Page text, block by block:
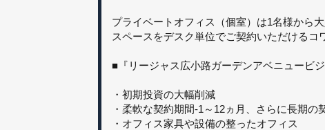
プライベートオフィス（個室）は1名様から
スペースをデスク単位でご契約いただけるコ
■『リージャス広小路ガーデンアベニュービ
・初期投資の大幅削減
・柔軟な契約期間-1～12ヵ月、さらに長期の
・オフィス家具や設備の整ったオフィス